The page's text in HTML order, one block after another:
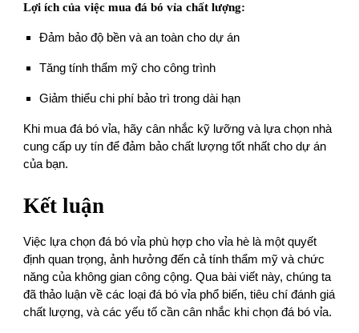
Lợi ích của việc mua đá bó vỉa chất lượng:
Đảm bảo độ bền và an toàn cho dự án
Tăng tính thẩm mỹ cho công trình
Giảm thiểu chi phí bảo trì trong dài hạn
Khi mua đá bó vỉa, hãy cân nhắc kỹ lưỡng và lựa chọn nhà
cung cấp uy tín để đảm bảo chất lượng tốt nhất cho dự án
của bạn.
Kết luận
Việc lựa chọn đá bó vỉa phù hợp cho vỉa hè là một quyết
định quan trọng, ảnh hưởng đến cả tính thẩm mỹ và chức
năng của không gian công cộng. Qua bài viết này, chúng ta
đã thảo luận về các loại đá bó vỉa phổ biến, tiêu chí đánh giá
chất lượng, và các yếu tố cần cân nhắc khi chọn đá bó vỉa.